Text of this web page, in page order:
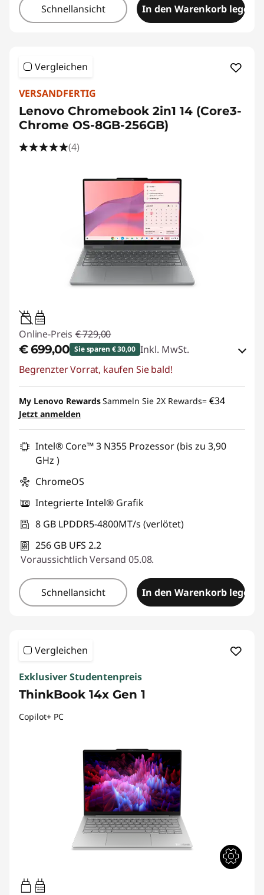
Schnellansicht In den Warenkorb legen
Vergleichen
VERSANDFERTIG
Lenovo Chromebook 2in1 14 (Core3-
Chrome OS-8GB-256GB)
(4)
45W-65W
USB PD
Online-Preis € 729,00
€ 699,00 Sie sparen € 30,00 Inkl. MwSt.
eCoupon-Rabatt :-€ 30,00
eCoupon :BACKTOSCHOOL
Begrenzter Vorrat, kaufen Sie bald!
My Lenovo RewardsSammeln Sie 2X Rewards= €34
Jetzt anmelden
Intel® Core™ 3 N355 Prozessor (bis zu 3,90
GHz )
ChromeOS
Integrierte Intel® Grafik
8 GB LPDDR5-4800MT/s (verlötet)
256 GB UFS 2.2
Voraussichtlich Versand 05.08.
Schnellansicht In den Warenkorb legen
Vergleichen
Exklusiver Studentenpreis
ThinkBook 14x Gen 1
Copilot+ PC
45W-65W
USB PD